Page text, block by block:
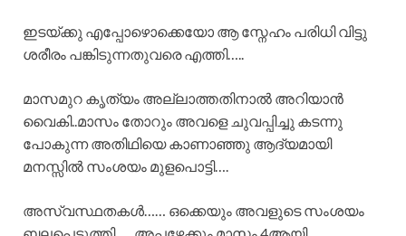
ഇടയ്ക്കു എപ്പോഴൊക്കെയോ ആ സ്നേഹം പരിധി വിട്ടു
ശരീരം പങ്കിടുന്നതുവരെ എത്തി…..
മാസമുറ കൃത്യം അല്ലാത്തതിനാൽ അറിയാൻ
വൈകി..മാസം തോറും അവളെ ചുവപ്പിച്ചു കടന്നു
പോകുന്ന അതിഥിയെ കാണാഞ്ഞു ആദ്യമായി
മനസ്സിൽ സംശയം മുളപൊട്ടി….
അസ്വസ്ഥതകൾ…… ഒക്കെയും അവളുടെ സംശയം